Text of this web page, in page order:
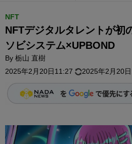
NFT
NFTデジタルタレントが初
ソビシステム×UPBOND
By 栃山 直樹
2025年2月20日11:27
2025年2月20